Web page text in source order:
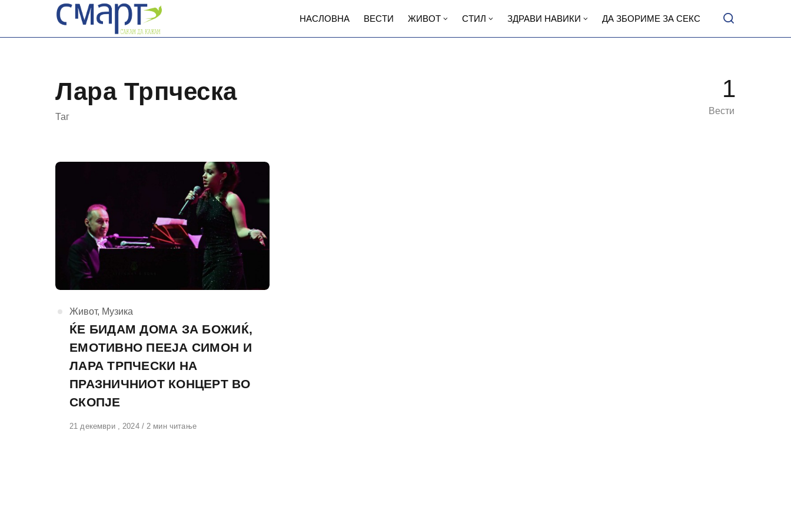
content
НАСЛОВНА ВЕСТИ ЖИВОТ СТИЛ ЗДРАВИ НАВИКИ ДА ЗБОРИМЕ ЗА СЕКС
Лара Трпческа
Таг
1
Вести
КАтегорија
Живот, Музика
ЌЕ БИДАМ ДОМА ЗА БОЖИЌ,
ЕМОТИВНО ПЕЕЈА СИМОН И
ЛАРА ТРПЧЕСКИ НА
ПРАЗНИЧНИОТ КОНЦЕРТ ВО
СКОПЈЕ
Објавено
21 декември , 2024 2 мин читање